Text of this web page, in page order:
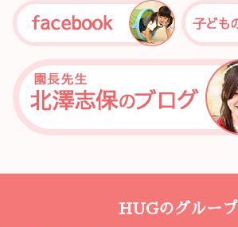
HUGのグループ